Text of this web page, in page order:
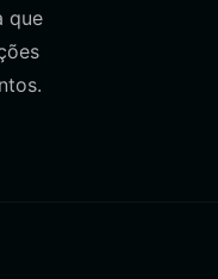
que